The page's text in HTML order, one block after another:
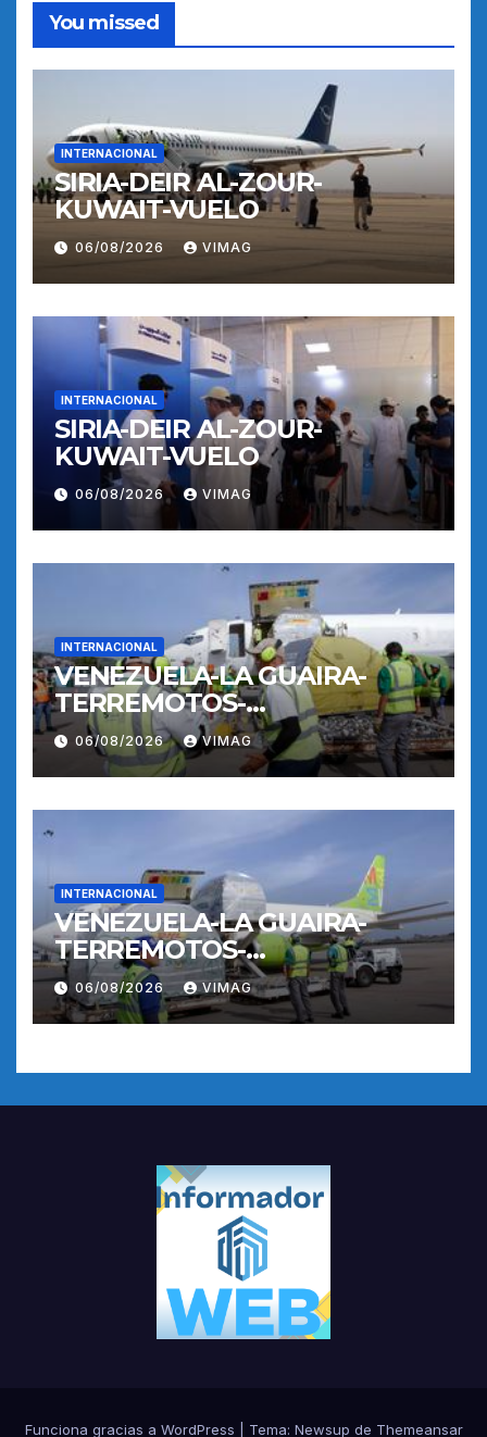
You missed
INTERNACIONAL
SIRIA-DEIR AL-ZOUR-
KUWAIT-VUELO
06/08/2026 VIMAG
INTERNACIONAL
SIRIA-DEIR AL-ZOUR-
KUWAIT-VUELO
06/08/2026 VIMAG
INTERNACIONAL
VENEZUELA-LA GUAIRA-
TERREMOTOS-
OPERACIONES AEREAS
06/08/2026 VIMAG
INTERNACIONAL
VENEZUELA-LA GUAIRA-
TERREMOTOS-
OPERACIONES AEREAS
06/08/2026 VIMAG
Funciona gracias a WordPress Tema: Newsup de Themeansar